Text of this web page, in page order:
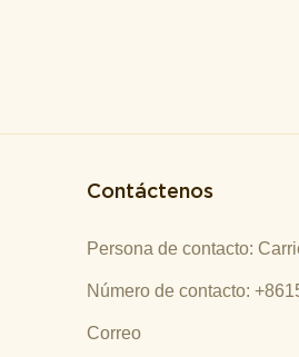
Contáctenos
Persona de contacto:
Número de contacto:
Correo